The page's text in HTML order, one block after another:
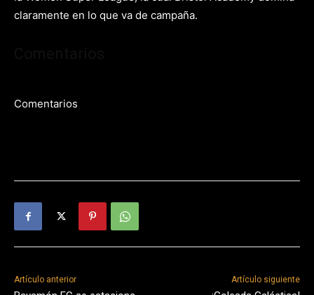
claramente en lo que va de campaña.
Comentarios
Artículo anterior Artículo siguiente